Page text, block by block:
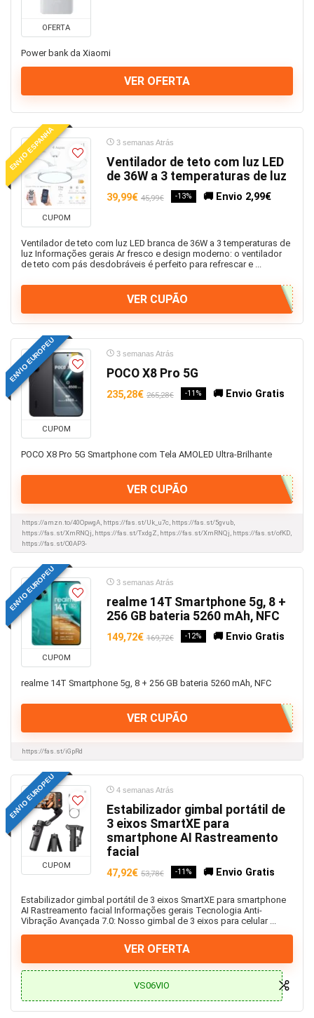
Processadores
Produtos casa
Projetor
Promoções e Descontos
Ratos
Redes e Periféricos
Redmi
Roupa e Vestuário
Router
Samsung
Samsung
Sanita
Saúde e Beleza
Segurança
Smart TV e Televisões
Smartphones e Telemóveis
Smartphones Google
Smartphones Honor
Smartphones Huawei
Smartphones Motorola
Smartphones Nothing
Smartphones Oneplus
Smartphones Oppo
Smartphones Realme
Smartphones Redmi
Smartphones Xiaomi
Smartwatch e Relógios
Software
Som e Imagem
Squid Game
Tablet PC
Teclados
Tecnologia
Termómetros
Tomadas
Tomadas Inteligentes
Torneira WC
Torneiras de Cozinha
Trotinete AOVOPRO
Trotinete IScooter
Utensílios cozinha
OFERTA
Power bank da Xiaomi
VER OFERTA
ENVIO ESPANHA
CUPOM
3 semanas Atrás
Ventilador de teto com luz LED
de 36W a 3 temperaturas de luz
39,99€ 45,99€ -13% 🚚 Envio 2,99€
Ventilador de teto com luz LED branca de 36W a 3 temperaturas de
luz Informações gerais Ar fresco e design moderno: o ventilador
de teto com pás desdobráveis é perfeito para refrescar e ...
VER CUPÃO
ENVIO EUROPEU
CUPOM
3 semanas Atrás
POCO X8 Pro 5G
235,28€ 265,28€ -11% 🚚 Envio Gratis
POCO X8 Pro 5G Smartphone com Tela AMOLED Ultra-Brilhante
VER CUPÃO
https://amzn.to/40OpwgA, https://fas.st/Uk_u7c, https://fas.st/5gvub,
https://fas.st/XmRNQj, https://fas.st/TxdgZ, https://fas.st/XmRNQj, https://fas.st/ofKD,
https://fas.st/O0AP3-
ENVIO EUROPEU
CUPOM
3 semanas Atrás
realme 14T Smartphone 5g, 8 +
256 GB bateria 5260 mAh, NFC
149,72€ 169,72€ -12% 🚚 Envio Gratis
realme 14T Smartphone 5g, 8 + 256 GB bateria 5260 mAh, NFC
VER CUPÃO
https://fas.st/iGpRd
ENVIO EUROPEU
CUPOM
4 semanas Atrás
Estabilizador gimbal portátil de
3 eixos SmartXE para
smartphone AI Rastreamento
facial
47,92€ 53,78€ -11% 🚚 Envio Gratis
Estabilizador gimbal portátil de 3 eixos SmartXE para smartphone
AI Rastreamento facial Informações gerais Tecnologia Anti-
Vibração Avançada 7.0: Nosso gimbal de 3 eixos para celular ...
VER OFERTA
VS06VIO